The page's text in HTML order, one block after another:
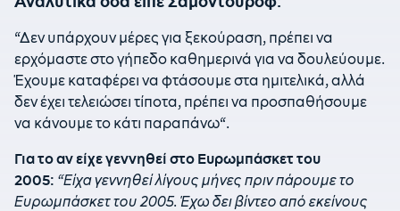
“Δεν υπάρχουν μέρες για ξεκούραση, πρέπει να
ερχόμαστε στο γήπεδο καθημερινά για να δουλεύουμε.
Έχουμε καταφέρει να φτάσουμε στα ημιτελικά, αλλά
δεν έχει τελειώσει τίποτα, πρέπει να προσπαθήσουμε
να κάνουμε το κάτι παραπάνω“.
Για το αν είχε γεννηθεί στο Ευρωμπάσκετ του
2005: “Είχα γεννηθεί λίγους μήνες πριν πάρουμε το
Ευρωμπάσκετ του 2005. Έχω δει βίντεο από εκείνους